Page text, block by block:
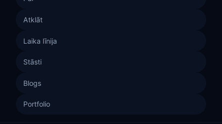
Atklāt
Laika līnija
Stāsti
Blogs
Portfolio